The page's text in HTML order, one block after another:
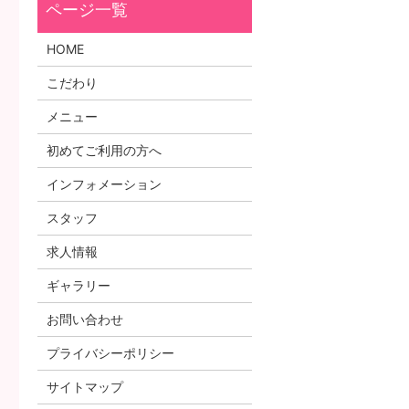
HOME
こだわり
メニュー
初めてご利用の方へ
インフォメーション
スタッフ
求人情報
ギャラリー
お問い合わせ
プライバシーポリシー
サイトマップ